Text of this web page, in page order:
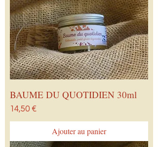
BAUME DU QUOTIDIEN 30ml
Prix
14,50 €
Ajouter au panier